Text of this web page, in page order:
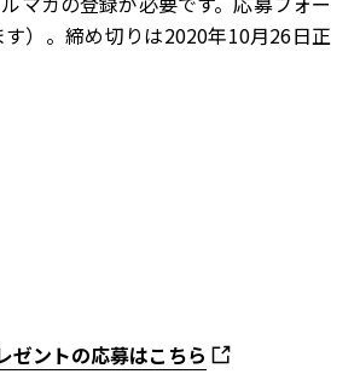
）。締め切りは2020年10月26日正
ゼントの応募はこちら